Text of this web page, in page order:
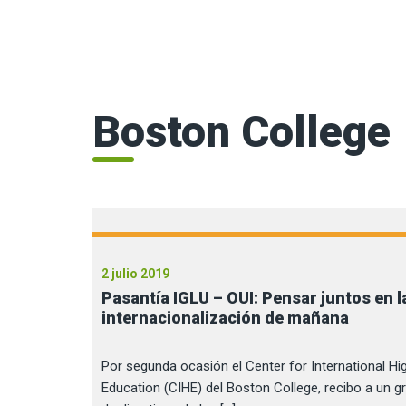
Boston College
2 julio 2019
Pasantía IGLU – OUI: Pensar juntos en
internacionalización de mañana
Por segunda ocasión el Center for International
Education (CIHE) del Boston College, recibo a un